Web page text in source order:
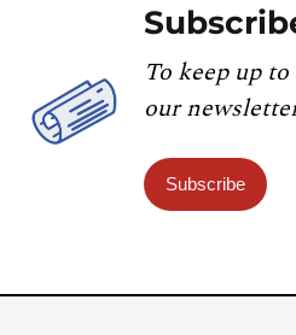
To keep up
our
Subscribe